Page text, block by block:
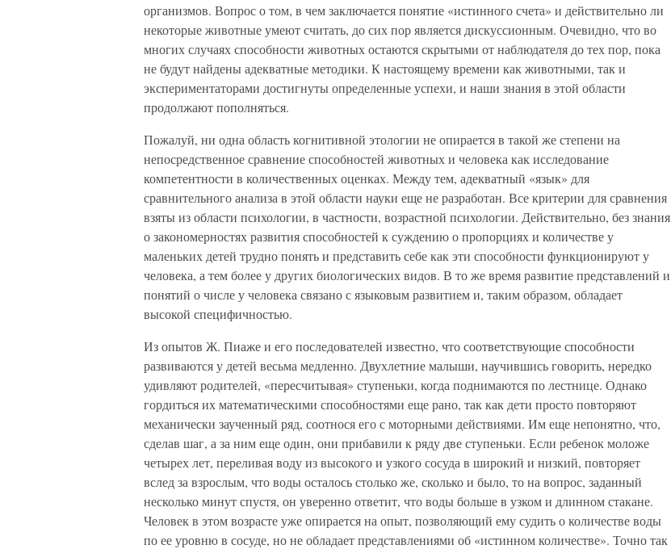
организмов. Вопрос о том, в чем заключается понятие «истинного счета» и действительно ли
некоторые животные умеют считать, до сих пор является дискуссионным. Очевидно, что во
многих случаях способности животных остаются скрытыми от наблюдателя до тех пор, пока
не будут найдены адекватные методики. К настоящему времени как животными, так и
экспериментаторами достигнуты определенные успехи, и наши знания в этой области
продолжают пополняться.
Пожалуй, ни одна область когнитивной этологии не опирается в такой же степени на
непосредственное сравнение способностей животных и человека как исследование
компетентности в количественных оценках. Между тем, адекватный «язык» для
сравнительного анализа в этой области науки еще не разработан. Все критерии для сравнения
взяты из области психологии, в частности, возрастной психологии. Действительно, без знания
о закономерностях развития способностей к суждению о пропорциях и количестве у
маленьких детей трудно понять и представить себе как эти способности функционируют у
человека, а тем более у других биологических видов. В то же время развитие представлений и
понятий о числе у человека связано с языковым развитием и, таким образом, обладает
высокой специфичностью.
Из опытов Ж. Пиаже и его последователей известно, что соответствующие способности
развиваются у детей весьма медленно. Двухлетние малыши, научившись говорить, нередко
удивляют родителей, «пересчитывая» ступеньки, когда поднимаются по лестнице. Однако
гордиться их математическими способностями еще рано, так как дети просто повторяют
механически заученный ряд, соотнося его с моторными действиями. Им еще непонятно, что,
сделав шаг, а за ним еще один, они прибавили к ряду две ступеньки. Если ребенок моложе
четырех лет, переливая воду из высокого и узкого сосуда в широкий и низкий, повторяет
вслед за взрослым, что воды осталось столько же, сколько и было, то на вопрос, заданный
несколько минут спустя, он уверенно ответит, что воды больше в узком и длинном стакане.
Человек в этом возрасте уже опирается на опыт, позволяющий ему судить о количестве воды
по ее уровню в сосуде, но не обладает представлениями об «истинном количестве». Точно так